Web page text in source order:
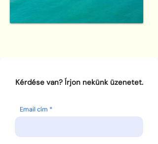
Kérdése van? Írjon nekünk üzenetet.
Email cím